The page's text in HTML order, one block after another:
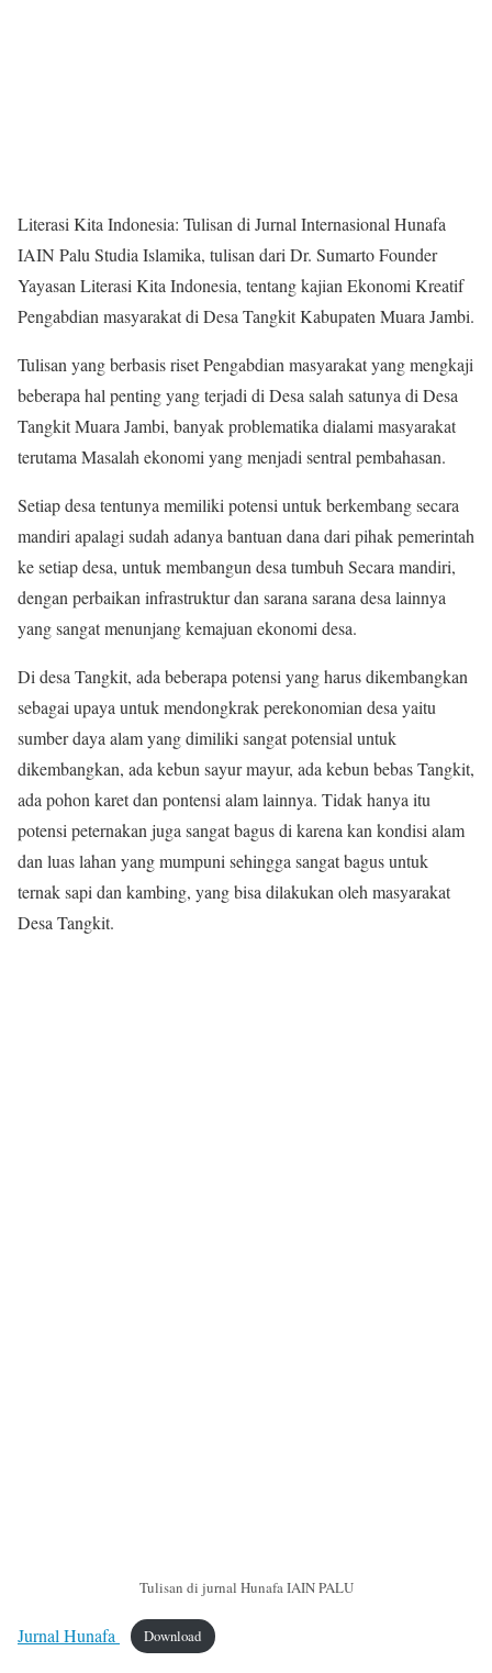
Literasi Kita Indonesia: Tulisan di Jurnal Internasional Hunafa
IAIN Palu Studia Islamika, tulisan dari Dr. Sumarto Founder
Yayasan Literasi Kita Indonesia, tentang kajian Ekonomi Kreatif
Pengabdian masyarakat di Desa Tangkit Kabupaten Muara Jambi.
Tulisan yang berbasis riset Pengabdian masyarakat yang mengkaji
beberapa hal penting yang terjadi di Desa salah satunya di Desa
Tangkit Muara Jambi, banyak problematika dialami masyarakat
terutama Masalah ekonomi yang menjadi sentral pembahasan.
Setiap desa tentunya memiliki potensi untuk berkembang secara
mandiri apalagi sudah adanya bantuan dana dari pihak pemerintah
ke setiap desa, untuk membangun desa tumbuh Secara mandiri,
dengan perbaikan infrastruktur dan sarana sarana desa lainnya
yang sangat menunjang kemajuan ekonomi desa.
Di desa Tangkit, ada beberapa potensi yang harus dikembangkan
sebagai upaya untuk mendongkrak perekonomian desa yaitu
sumber daya alam yang dimiliki sangat potensial untuk
dikembangkan, ada kebun sayur mayur, ada kebun bebas Tangkit,
ada pohon karet dan pontensi alam lainnya. Tidak hanya itu
potensi peternakan juga sangat bagus di karena kan kondisi alam
dan luas lahan yang mumpuni sehingga sangat bagus untuk
ternak sapi dan kambing, yang bisa dilakukan oleh masyarakat
Desa Tangkit.
Tulisan di jurnal Hunafa IAIN PALU
Jurnal Hunafa Download